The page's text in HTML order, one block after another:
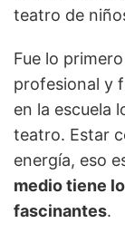
teatro de
Fue lo
profesional y
en la escuela
teatro. Estar
energía, eso
medio tiene
fascinantes.